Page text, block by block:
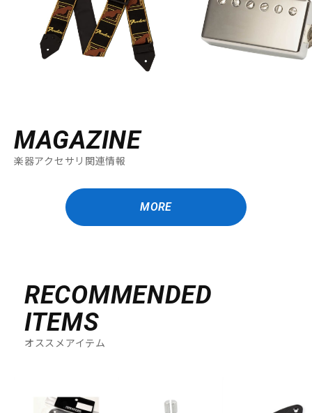
MAGAZINE
楽器アクセサリ関連情報
MORE
RECOMMENDED
ITEMS
オススメアイテム